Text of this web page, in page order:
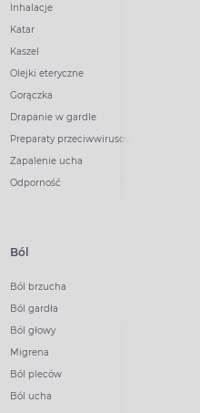
Inhalacje
Katar
Kaszel
Olejki eteryczne
Gorączka
Drapanie w gardle
Preparaty przeciwwirusowe
Zapalenie ucha
Odporność
Ból
Ból brzucha
Ból gardła
Ból głowy
Migrena
Ból pleców
Ból ucha